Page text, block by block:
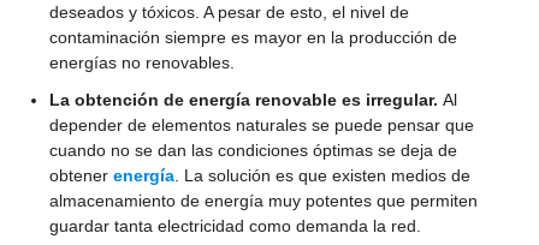
deseados y tóxicos. A pesar de esto, el nivel de
contaminación siempre es mayor en la producción de
energías no renovables.
La obtención de energía renovable es irregular. Al
depender de elementos naturales se puede pensar que
cuando no se dan las condiciones óptimas se deja de
obtener energía . La solución es que existen medios de
almacenamiento de energía muy potentes que permiten
guardar tanta electricidad como demanda la red.